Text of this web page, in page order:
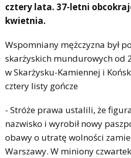
cztery lata. 37-letni
kwietnia.
Wspomniany mężczyzna był
skarżyskich mundurowych od
w Skarżysku-Kamiennej i
cztery listy gończe
- Stróże prawa ustalili, że
nazwisko i wyrobił nowy
obawy o utratę wolności
Warszawy. W miniony